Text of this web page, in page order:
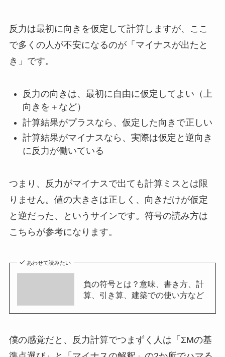
反力は最初に向きを仮定して計算しますが、ここ
で多くの人が不安になるのが「マイナスが出たと
き」です。
反力の向きは、最初に自由に仮定してよい（上
向きを＋など）
計算結果がプラスなら、仮定した向きで正しい
計算結果がマイナスなら、実際は仮定と逆向き
に反力が働いている
つまり、反力がマイナスで出ても計算ミスとは限
りません。値の大きさは正しく、向きだけが仮定
と逆だった、というサインです。符号の読み方は
こちらが参考になります。
あわせて読みたい
負の符号とは？意味、書き方、計
算、引き算、建築での使い方など
僕の感覚だと、反力計算でつまずく人は「ΣMの基